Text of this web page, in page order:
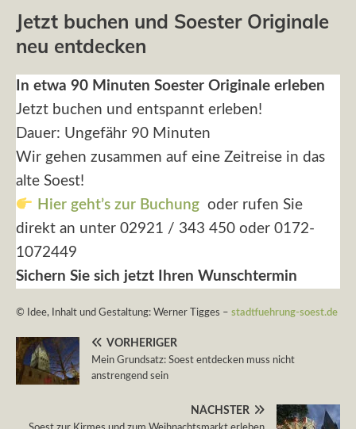
Jetzt buchen und Soester Originale
neu entdecken
In etwa 90 Minuten Soester Originale erleben
Jetzt buchen und entspannt erleben!
Dauer: Ungefähr 90 Minuten
Wir gehen zusammen auf eine Zeitreise in das
alte Soest!
Hier geht’s zur Buchungoder rufen Sie
direkt an unter 02921 / 343 450 oder 0172-
1072449
Sichern Sie sich jetzt Ihren Wunschtermin
© Idee, Inhalt und Gestaltung: Werner Tigges – stadtfuehrung-soest.de
VORHERIGER
Mein Grundsatz: Soest entdecken muss nicht
anstrengend sein
NÄCHSTER